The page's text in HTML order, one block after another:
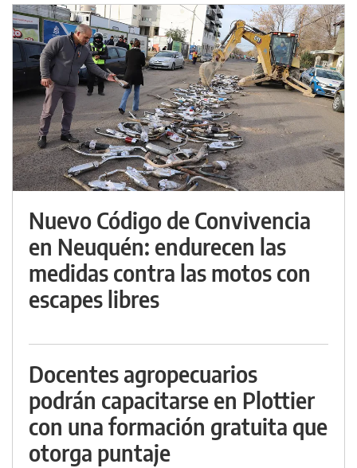
Nuevo Código de Convivencia
en Neuquén: endurecen las
medidas contra las motos con
escapes libres
Docentes agropecuarios
podrán capacitarse en Plottier
con una formación gratuita que
otorga puntaje